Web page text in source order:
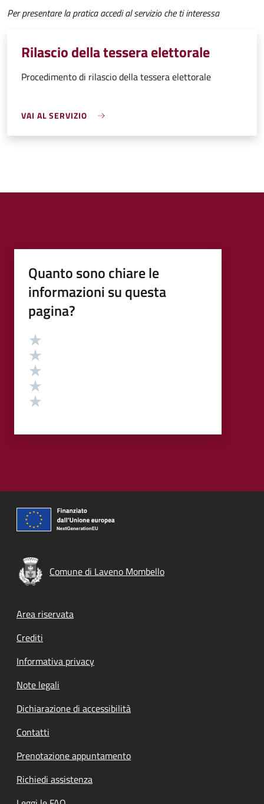
Per presentare la pratica accedi al servizio che ti interessa
Rilascio della tessera elettorale
Procedimento di rilascio della tessera elettorale
VAI AL SERVIZIO
Quanto sono chiare le
informazioni su questa
pagina?
Valutazione
Comune di Laveno Mombello
Footer menu
Area riservata
Crediti
Informativa privacy
Note legali
Dichiarazione di accessibilità
Contatti
Prenotazione appuntamento
Richiedi assistenza